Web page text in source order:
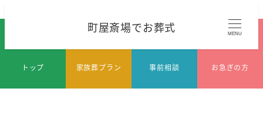
町屋斎場でお葬式 MENU
トップ 家族葬プラン 事前相談 お急ぎの方